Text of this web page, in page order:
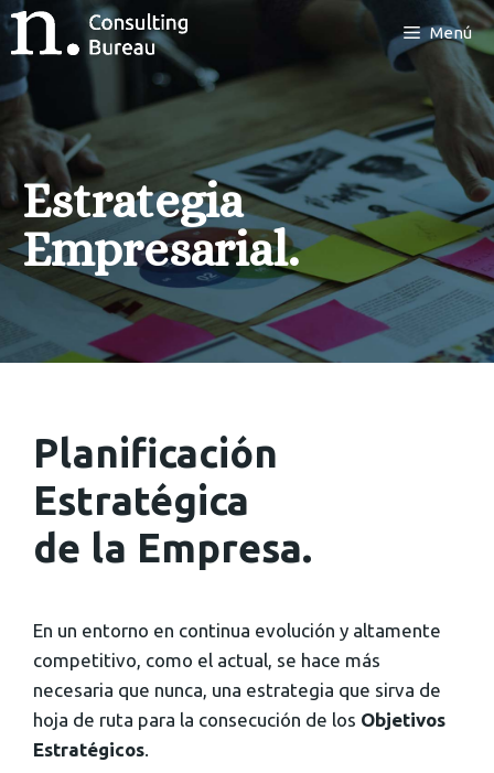
Menú
Estrategia
Empresarial.
Planificación
Estratégica
de la Empresa.
En un entorno en continua evolución y altamente
competitivo, como el actual, se hace más
necesaria que nunca, una estrategia que sirva de
hoja de ruta para la consecución de los Objetivos
Estratégicos.